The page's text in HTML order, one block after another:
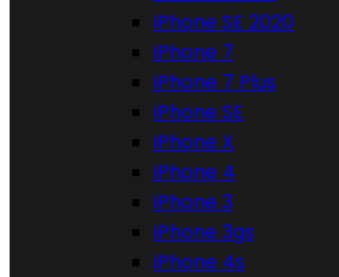
iPhone SE 2020
iPhone 7
iPhone 7 Plus
iPhone SE
iPhone X
iPhone 4
iPhone 3
iPhone 3gs
iPhone 4s